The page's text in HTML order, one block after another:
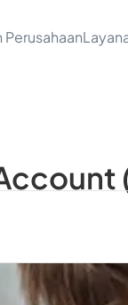
Perusahaan